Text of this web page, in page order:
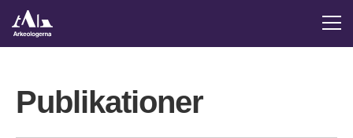
Publikationer